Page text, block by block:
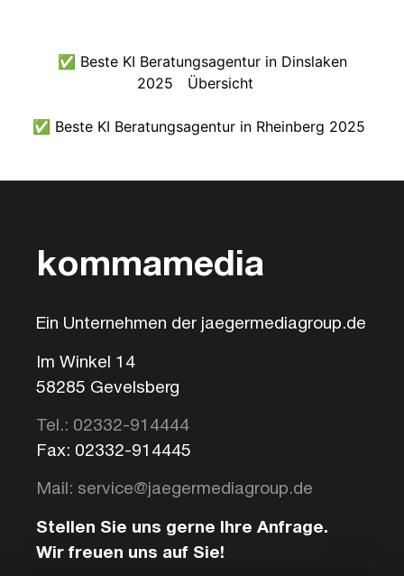
✅ Beste KI Beratungsagentur in Dinslaken
2025
Übersicht
✅ Beste KI Beratungsagentur in Rheinberg 2025
kommamedia
Ein Unternehmen der jaegermediagroup.de
Im Winkel 14
58285 Gevelsberg
Tel.: 02332-914444
Fax: 02332-914445
Mail: service@jaegermediagroup.de
Stellen Sie uns gerne Ihre Anfrage.
Wir freuen uns auf Sie!